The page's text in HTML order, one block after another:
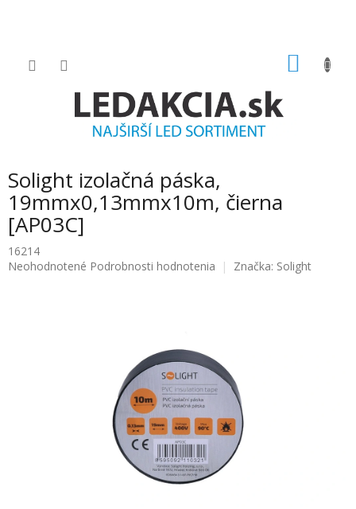
Solight izolačná páska,
19mmx0,13mmx10m, čierna
[AP03C]
16214
Priemerné
Neohodnotené Podrobnosti hodnotenia Značka: Solight